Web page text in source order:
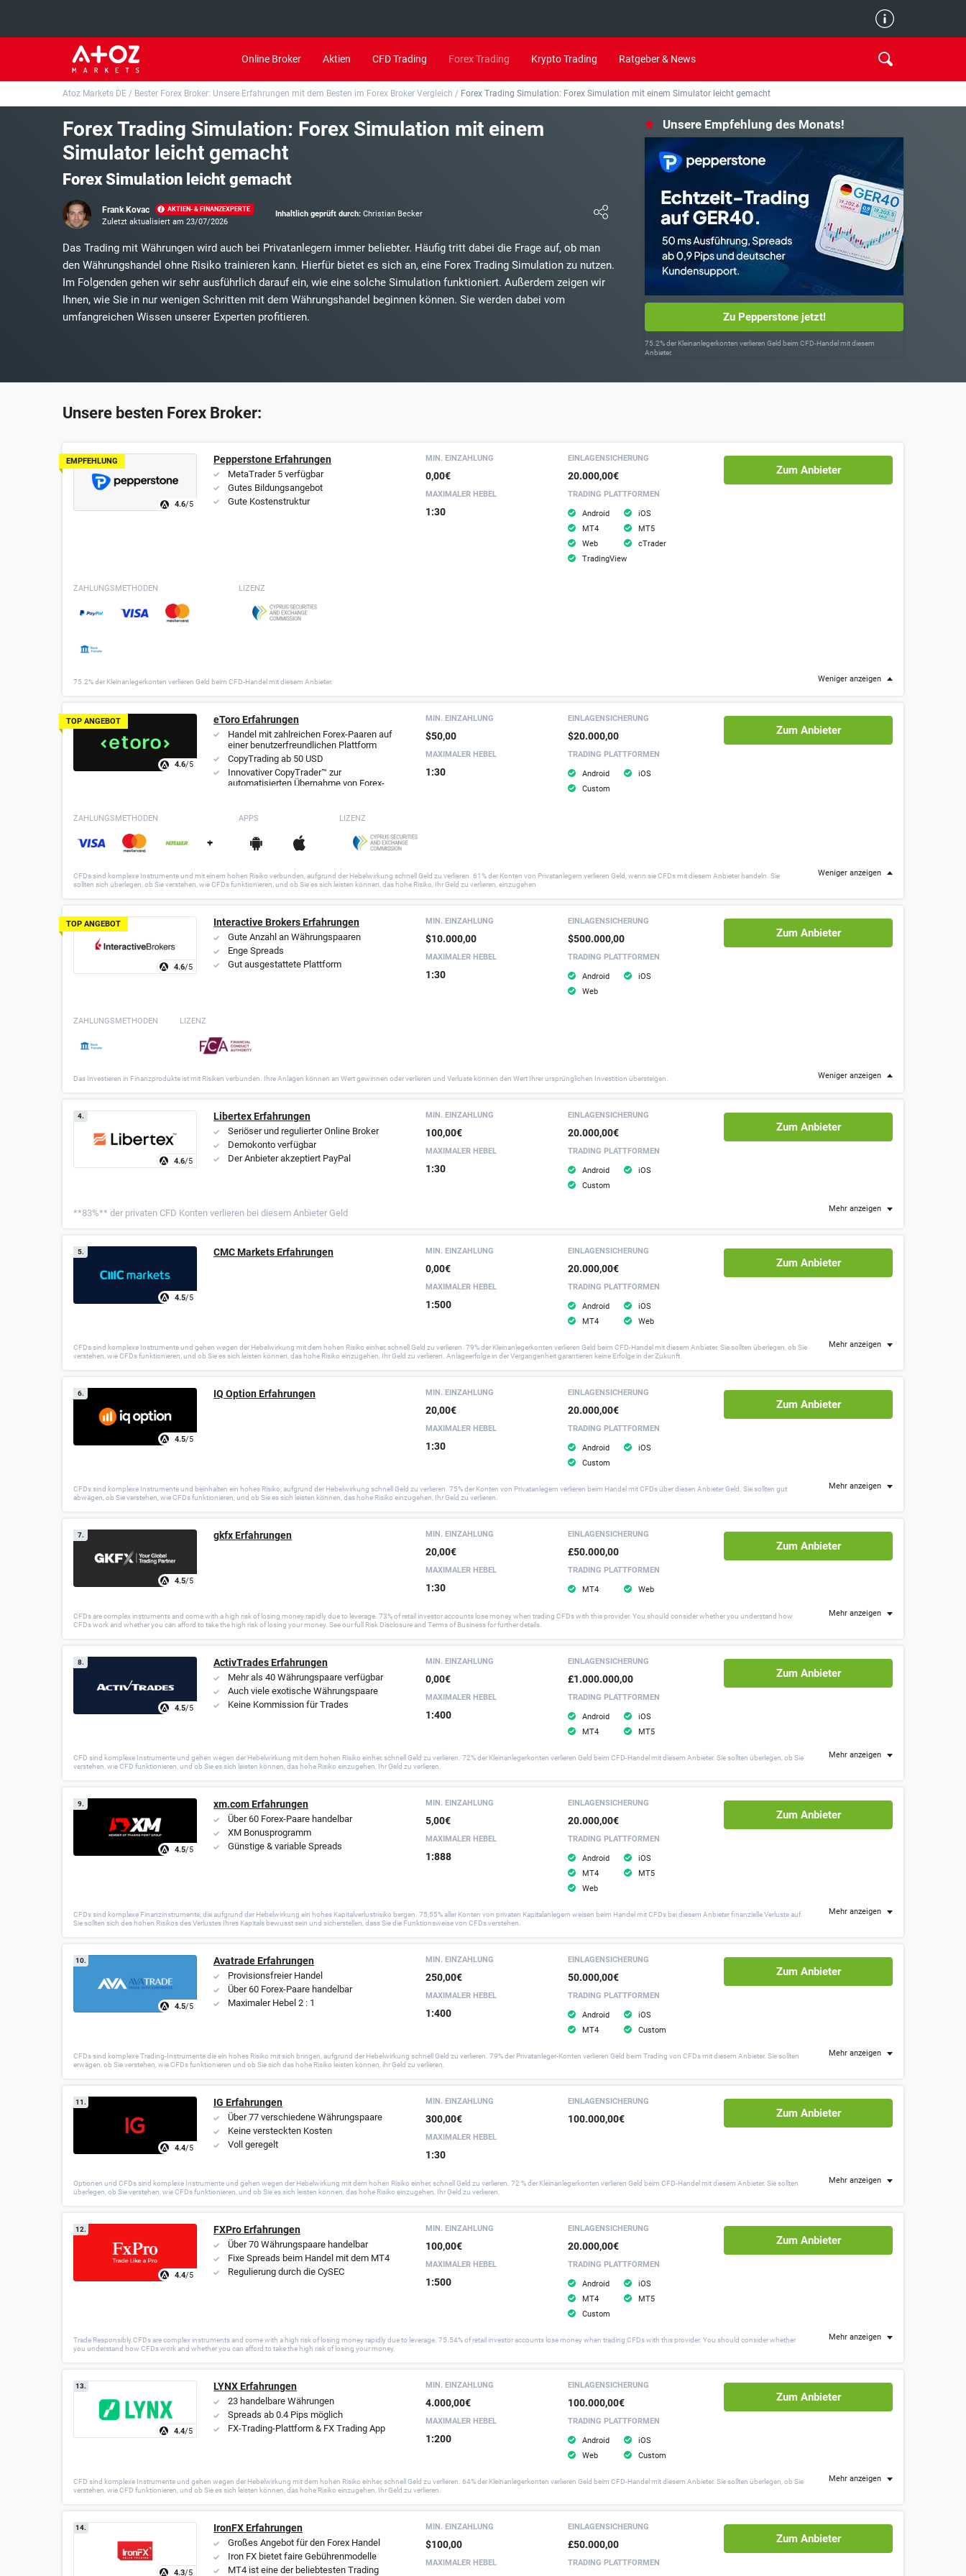
Online Broker
Top 20 Anbieter
01. XTB Erfahrungen
Capital.com Erfahrungen
03. Pepperstone Erfahrungen
05. eToro Erfahrungen
ActivTrades Erfahrungen
07. CMC Markets Erfahrungen
09. Plus500 Erfahrungen
14. xm.com Erfahrungen
15. LYNX Erfahrungen
18. Trading 212 Erfahrungen
Kostenlose Online Broker
Günstige Online Broker
Traden ohne Gebühren
Kostenlos traden
Aktien CFD Trading Forex Trading Krypto Trading Ratgeber & News
Atoz Markets DE / Bester Forex Broker: Unsere Erfahrungen mit dem Besten im Forex Broker Vergleich / Forex Trading Simulation: Forex Simulation mit einem Simulator leicht gemacht
Forex Trading Simulation: Forex Simulation mit einem
Simulator leicht gemacht
Forex Simulation leicht gemacht
Frank Kovac AKTIEN- & FINANZEXPERTE
Zuletzt aktualisiert am 23/07/2026
Inhaltlich geprüft durch: Christian Becker
Das Trading mit Währungen wird auch bei Privatanlegern immer beliebter. Häufig tritt dabei die Frage auf, ob man
den Währungshandel ohne Risiko trainieren kann. Hierfür bietet es sich an, eine Forex Trading Simulation zu nutzen.
Im Folgenden gehen wir sehr ausführlich darauf ein, wie eine solche Simulation funktioniert. Außerdem zeigen wir
Ihnen, wie Sie in nur wenigen Schritten mit dem Währungshandel beginnen können. Sie werden dabei vom
umfangreichen Wissen unserer Experten profitieren.
Unsere Empfehlung des Monats!
Zu Pepperstone jetzt!
75.2% der Kleinanlegerkonten verlieren Geld beim CFD-Handel mit diesem
Anbieter.
Unsere besten Forex Broker:
EMPFEHLUNG
4.6/5
Pepperstone Erfahrungen
MetaTrader 5 verfügbar
Gutes Bildungsangebot
Gute Kostenstruktur
MIN. EINZAHLUNG
0,00€
EINLAGEN­SICHERUNG
20.000,00€
MAXIMALER HEBEL
1:30
TRADING PLATTFORMEN
Android
iOS
MT4
MT5
Web
cTrader
TradingView
Zum Anbieter
ZAHLUNGSMETHODEN LIZENZ
75.2% der Kleinanlegerkonten verlieren Geld beim CFD-Handel mit diesem Anbieter. Weniger anzeigen
TOP ANGEBOT
4.6/5
eToro Erfahrungen
Handel mit zahlreichen Forex-Paaren auf
einer benutzerfreundlichen Plattform
CopyTrading ab 50 USD
Innovativer CopyTrader™ zur
automatisierten Übernahme von Forex-
MIN. EINZAHLUNG
$50,00
EINLAGEN­SICHERUNG
$20.000,00
MAXIMALER HEBEL
1:30
TRADING PLATTFORMEN
Android
iOS
Custom
Zum Anbieter
ZAHLUNGSMETHODEN
+
APPS LIZENZ
CFDs sind komplexe Instrumente und mit einem hohen Risiko verbunden, aufgrund der Hebelwirkung schnell Geld zu verlieren. 61% der Konten von Privatanlegern verlieren Geld, wenn sie CFDs mit diesem Anbieter handeln. Sie
sollten sich überlegen, ob Sie verstehen, wie CFDs funktionieren, und ob Sie es sich leisten können, das hohe Risiko, Ihr Geld zu verlieren, einzugehen
Weniger anzeigen
TOP ANGEBOT
4.6/5
Interactive Brokers Erfahrungen
Gute Anzahl an Währungspaaren
Enge Spreads
Gut ausgestattete Plattform
MIN. EINZAHLUNG
$10.000,00
EINLAGEN­SICHERUNG
$500.000,00
MAXIMALER HEBEL
1:30
TRADING PLATTFORMEN
Android
iOS
Web
Zum Anbieter
ZAHLUNGSMETHODEN LIZENZ
Das Investieren in Finanzprodukte ist mit Risiken verbunden. Ihre Anlagen können an Wert gewinnen oder verlieren und Verluste können den Wert Ihrer ursprünglichen Investition übersteigen. Weniger anzeigen
4.
4.6/5
Libertex Erfahrungen
Seriöser und regulierter Online Broker
Demokonto verfügbar
Der Anbieter akzeptiert PayPal
MIN. EINZAHLUNG
100,00€
EINLAGEN­SICHERUNG
20.000,00€
MAXIMALER HEBEL
1:30
TRADING PLATTFORMEN
Android
iOS
Custom
Zum Anbieter
**83%** der privaten CFD Konten verlieren bei diesem Anbieter Geld Mehr anzeigen
5.
4.5/5
CMC Markets Erfahrungen MIN. EINZAHLUNG
0,00€
EINLAGEN­SICHERUNG
20.000,00€
MAXIMALER HEBEL
1:500
TRADING PLATTFORMEN
Android
iOS
MT4
Web
Zum Anbieter
CFDs sind komplexe Instrumente und gehen wegen der Hebelwirkung mit dem hohen Risiko einher, schnell Geld zu verlieren. 79% der Kleinanlegerkonten verlieren Geld beim CFD-Handel mit diesem Anbieter. Sie sollten überlegen, ob Sie
verstehen, wie CFDs funktionieren, und ob Sie es sich leisten können, das hohe Risiko einzugehen, Ihr Geld zu verlieren. Anlageerfolge in der Vergangenheit garantieren keine Erfolge in der Zukunft.
Mehr anzeigen
6.
4.5/5
IQ Option Erfahrungen MIN. EINZAHLUNG
20,00€
EINLAGEN­SICHERUNG
20.000,00€
MAXIMALER HEBEL
1:30
TRADING PLATTFORMEN
Android
iOS
Custom
Zum Anbieter
CFDs sind komplexe Instrumente und beinhalten ein hohes Risiko, aufgrund der Hebelwirkung schnell Geld zu verlieren. 75% der Konten von Privatanlegern verlieren beim Handel mit CFDs über diesen Anbieter Geld. Sie sollten gut
abwägen, ob Sie verstehen, wie CFDs funktionieren, und ob Sie es sich leisten können, das hohe Risiko einzugehen, Ihr Geld zu verlieren.
Mehr anzeigen
7.
4.5/5
gkfx Erfahrungen MIN. EINZAHLUNG
20,00€
EINLAGEN­SICHERUNG
£50.000,00
MAXIMALER HEBEL
1:30
TRADING PLATTFORMEN
MT4 Web
Zum Anbieter
CFDs are complex instruments and come with a high risk of losing money rapidly due to leverage. 73% of retail investor accounts lose money when trading CFDs with this provider. You should consider whether you understand how
CFDs work and whether you can afford to take the high risk of losing your money. See our full Risk Disclosure and Terms of Business for further details.
Mehr anzeigen
8.
4.5/5
ActivTrades Erfahrungen
Mehr als 40 Währungspaare verfügbar
Auch viele exotische Währungspaare
Keine Kommission für Trades
MIN. EINZAHLUNG
0,00€
EINLAGEN­SICHERUNG
£1.000.000,00
MAXIMALER HEBEL
1:400
TRADING PLATTFORMEN
Android
iOS
MT4
MT5
Zum Anbieter
CFD sind komplexe Instrumente und gehen wegen der Hebelwirkung mit dem hohen Risiko einher, schnell Geld zu verlieren. 72% der Kleinanlegerkonten verlieren Geld beim CFD-Handel mit diesem Anbieter. Sie sollten überlegen, ob Sie
verstehen, wie CFD funktionieren, und ob Sie es sich leisten können, das hohe Risiko einzugehen, Ihr Geld zu verlieren.
Mehr anzeigen
9.
4.5/5
xm.com Erfahrungen
Über 60 Forex-Paare handelbar
XM Bonusprogramm
Günstige & variable Spreads
MIN. EINZAHLUNG
5,00€
EINLAGEN­SICHERUNG
20.000,00€
MAXIMALER HEBEL
1:888
TRADING PLATTFORMEN
Android
iOS
MT4
MT5
Web
Zum Anbieter
CFDs sind komplexe Finanzinstrumente, die aufgrund der Hebelwirkung ein hohes Kapitalverlustrisiko bergen. 75,55% aller Konten von privaten Kapitalanlegern weisen beim Handel mit CFDs bei diesem Anbieter finanzielle Verluste auf.
Sie sollten sich des hohen Risikos des Verlustes Ihres Kapitals bewusst sein und sicherstellen, dass Sie die Funktionsweise von CFDs verstehen.
Mehr anzeigen
10.
4.5/5
Avatrade Erfahrungen
Provisionsfreier Handel
Über 60 Forex-Paare handelbar
Maximaler Hebel 2 : 1
MIN. EINZAHLUNG
250,00€
EINLAGEN­SICHERUNG
50.000,00€
MAXIMALER HEBEL
1:400
TRADING PLATTFORMEN
Android
iOS
MT4
Custom
Zum Anbieter
CFDs sind komplexe Trading-Instrumente die ein hohes Risiko mit sich bringen, aufgrund der Hebelwirkung schnell Geld zu verlieren. 79% der Privatanleger-Konten verlieren Geld beim Trading von CFDs mit diesem Anbieter. Sie sollten
erwägen, ob Sie verstehen, wie CFDs funktionieren und ob Sie sich das hohe Risiko leisten können, ihr Geld zu verlieren.
Mehr anzeigen
11.
4.4/5
IG Erfahrungen
Über 77 verschiedene Währungspaare
Keine versteckten Kosten
Voll geregelt
MIN. EINZAHLUNG
300,00€
EINLAGEN­SICHERUNG
100.000,00€
MAXIMALER HEBEL
1:30
Zum Anbieter
Optionen und CFDs sind komplexe Instrumente und gehen wegen der Hebelwirkung mit dem hohen Risiko einher, schnell Geld zu verlieren. 72 % der Kleinanlegerkonten verlieren Geld beim CFD-Handel mit diesem Anbieter. Sie sollten
überlegen, ob Sie verstehen, wie CFDs funktionieren, und ob Sie es sich leisten können, das hohe Risiko einzugehen, Ihr Geld zu verlieren.
Mehr anzeigen
12.
4.4/5
FXPro Erfahrungen
Über 70 Währungspaare handelbar
Fixe Spreads beim Handel mit dem MT4
Regulierung durch die CySEC
MIN. EINZAHLUNG
100,00€
EINLAGEN­SICHERUNG
20.000,00€
MAXIMALER HEBEL
1:500
TRADING PLATTFORMEN
Android
iOS
MT4
MT5
Custom
Zum Anbieter
Trade Responsibly.CFDs are complex instruments and come with a high risk of losing money rapidly due to leverage. 75.54% of retail investor accounts lose money when trading CFDs with this provider. You should consider whether
you understand how CFDs work and whether you can afford to take the high risk of losing your money.
Mehr anzeigen
13.
4.4/5
LYNX Erfahrungen
23 handelbare Währungen
Spreads ab 0.4 Pips möglich
FX-Trading-Plattform & FX Trading App
MIN. EINZAHLUNG
4.000,00€
EINLAGEN­SICHERUNG
100.000,00€
MAXIMALER HEBEL
1:200
TRADING PLATTFORMEN
Android
iOS
Web
Custom
Zum Anbieter
CFD sind komplexe Instrumente und gehen wegen der Hebelwirkung mit dem hohen Risiko einher, schnell Geld zu verlieren. 64% der Kleinanlegerkonten verlieren Geld beim CFD-Handel mit diesem Anbieter. Sie sollten überlegen, ob Sie
verstehen, wie CFD funktionieren, und ob Sie es sich leisten können, das hohe Risiko einzugehen, Ihr Geld zu verlieren.
Mehr anzeigen
14.
4.3/5
IronFX Erfahrungen
Großes Angebot für den Forex Handel
Iron FX bietet faire Gebührenmodelle
MT4 ist eine der beliebtesten Trading
MIN. EINZAHLUNG
$100,00
EINLAGEN­SICHERUNG
£50.000,00
MAXIMALER HEBEL TRADING PLATTFORMEN
Zum Anbieter